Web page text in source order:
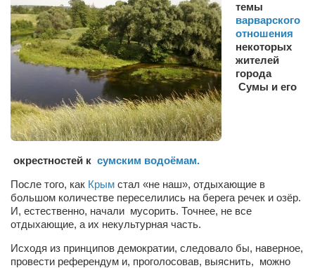
Экология
Здоровье
Здоровый образ жизни
Сам себе доктор
Активный отдых
Курьезы
Досье
Арт-менеджеры
Лариса Ильченко
Орест Коваль
Тамара Кубракова
темы
варварского
отношения
некоторых
жителей
города
Сумы и его
окрестностей к сумским водоёмам.
После того, как Крым стал «не наш», отдыхающие в
большом количестве переселились на берега речек и озёр.
И, естественно, начали мусорить. Точнее, не все
отдыхающие, а их некультурная часть.
Исходя из принципов демократии, следовало бы, наверное,
провести референдум и, проголосовав, выяснить, можно